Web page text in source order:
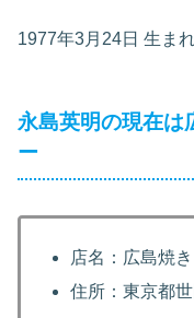
1977年3月24日 生ま
永島英明の現在は
ー
店名：広島焼
住所：東京都